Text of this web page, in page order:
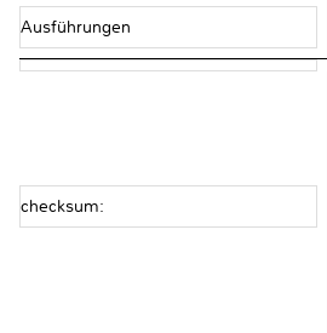
Ausführungen
checksum: